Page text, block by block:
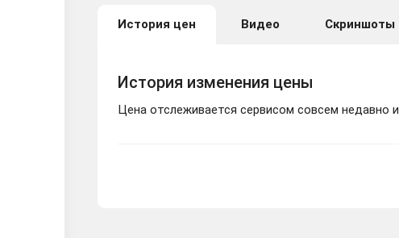
История цен Видео Скриншоты
История изменения цены
Цена отслеживается сервисом совсем недавно